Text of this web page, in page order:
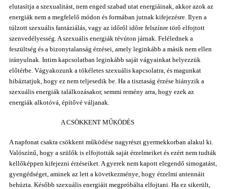
elutasítja a szexualitást, nem enged szabad utat energiáinak, akkor azok az
energiák nem a megfelelő módon és formában jutnak kifejezésre. Ilyen a
túlzott szexuális fantáziálás, vagy az időről időre felszínre törő elfojtott
szenvedélyesség. A szexuális energiák tévúton járnak. Felélednek a
feszültség és a bizonytalanság érzései, amely leginkább a másik nem ellen
irányulnak. Intim kapcsolatban leginkább saját vágyainkat helyezzük
előtérbe. Vágyakozunk a tökéletes szexuális kapcsolatra, és magunkat
hibáztatjuk, hogy ez nem teljesedik be. Ha a tisztaság érzése hiányzik a
szexuális energiák találkozásakor, semmi remény arra, hogy ezek az
energiák alkotóvá, építővé váljanak.
A CSÖKKENT MŰKÖDÉS
A napfonat csakra csökkent működése nagyrészt gyermekkorban alakul ki.
Valószínű, hogy a szülők is elfojtották saját érzelmeiket és ezért nem tudták
kellőképpen kifejezni érzéseiket. A gyerek nem kapott elegendő simogatást,
gyengédséget, aminek az lett a következménye, hogy érzelmi antennáit
behúzta. Később szexuális energiáit megpróbálta elfojtani. Ha ez sikerült,